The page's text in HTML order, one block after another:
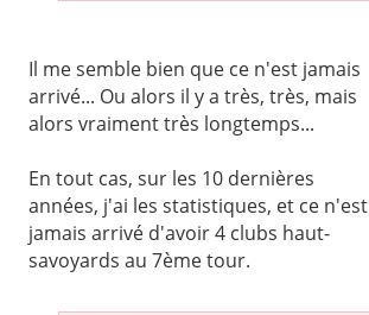
Il me semble bien que ce n'est jamais
arrivé... Ou alors il y a très, très, mais
alors vraiment très longtemps...
En tout cas, sur les 10 dernières
années, j'ai les statistiques, et ce n'est
jamais arrivé d'avoir 4 clubs haut-
savoyards au 7ème tour.